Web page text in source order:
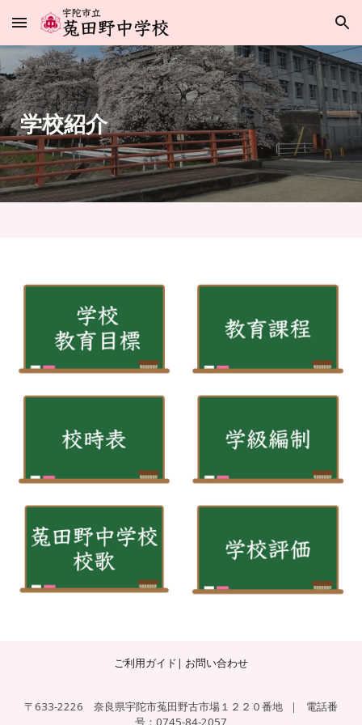
Skip to main content Skip to navigation
学校紹介
ご利用ガイド| お問い合わせ
〒633-2226 奈良県宇陀市菟田野古市場１２２０番地 ｜ 電話番
号：0745-84-2057